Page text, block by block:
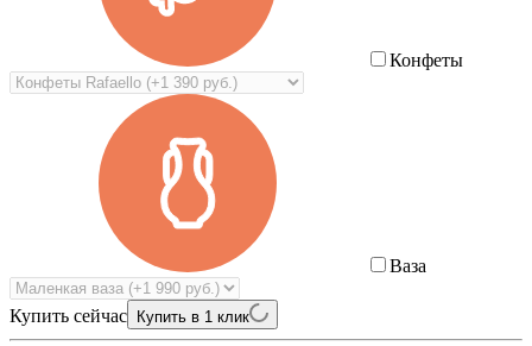
Конфеты
Ваза
Купить сейчас Купить в 1 клик